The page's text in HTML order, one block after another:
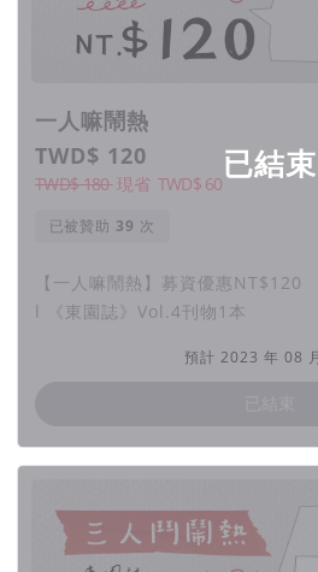
萬華位在台北市的西南邊，北臨淡水
你知道嗎？依據萬華發展的歷程，以
以分為北萬華、中萬華及南萬華。
已結束
一人嘛鬧熱
TWD$ 120
TWD$ 180現省 TWD$ 60
已被贊助 次
【一人嘛鬧熱】募資優惠NT$120
l 《東園誌》Vol.4刊物1本
預計 2023 年 08